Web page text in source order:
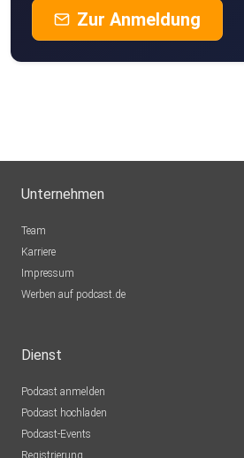
Zur Anmeldung
Unternehmen
Team
Karriere
Impressum
Werben auf podcast.de
Dienst
Podcast anmelden
Podcast hochladen
Podcast-Events
Registrierung